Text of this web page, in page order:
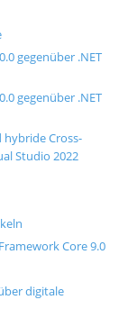
gegenüber .NET
gegenüber .NET
hybride Cross-
Studio 2022
Core 9.0
digitale